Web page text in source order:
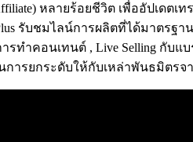
หลายร้อยชีวิต เพื่ออัปเดต
Plus รับชมไลน์การผลิตที่ได้มาต
ารทำคอนเทนต์ , Live Selling กั
การยกระดับให้กับเหล่าพันธมิตร